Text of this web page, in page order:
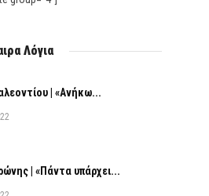
Λόγια
| «Ανήκω...
| «Πάντα υπάρχει...